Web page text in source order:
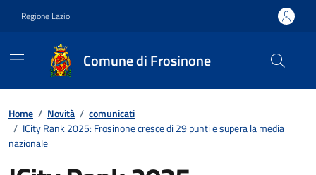
Regione Lazio
Comune di Frosinone
Contenuti in evidenza
Home / Novità / comunicati
/ ICity Rank 2025: Frosinone cresce di 29 punti e supera la media
nazionale